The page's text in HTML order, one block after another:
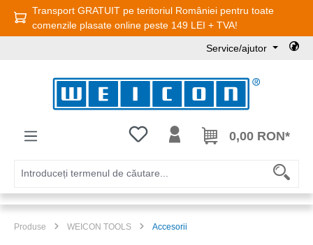
Sari la conținutul principal
Transport GRATUIT pe teritoriul României pentru toate
comenzile plasate online peste 149 LEI + TVA!
Service/ajutor
Aveți 0 articole din lista de dorințe
0,00 RON*
Produse WEICON TOOLS Accesorii